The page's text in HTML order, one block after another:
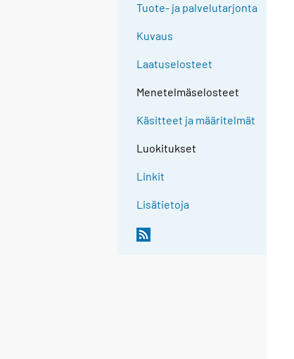
Tuote- ja palvelutarjonta
Kuvaus
Laatuselosteet
Menetelmäselosteet
Käsitteet ja määritelmät
Luokitukset
Linkit
Lisätietoja